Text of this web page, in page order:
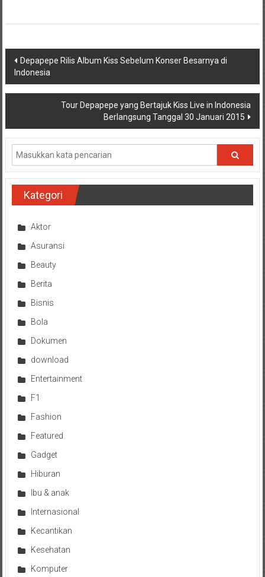
Navigasi
pos
Depapepe Rilis Album Kiss Sebelum Konser Besarnya di
Indonesia
Tour Depapepe yang Bertajuk Kiss Live in Indonesia
Berlangsung Tanggal 30 Januari 2015
Kategori
Aktor
Asuransi
Beauty
Berita
Bisnis
Bola
Dokumen
download
Entertainment
F1
Fashion
Featured
Gadget
Hiburan
Ibu & anak
Internasional
Kecantikan
Kesehatan
Komputer